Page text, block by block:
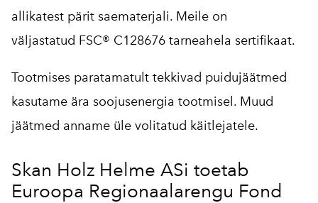
allikatest pärit saematerjali. Meile on
väljastatud FSC® C128676 tarneahela sertifikaat.
Tootmises paratamatult tekkivad puidujäätmed
kasutame ära soojusenergia tootmisel. Muud
jäätmed anname üle volitatud käitlejatele.
Skan Holz Helme ASi toetab
Euroopa Regionaalarengu Fond